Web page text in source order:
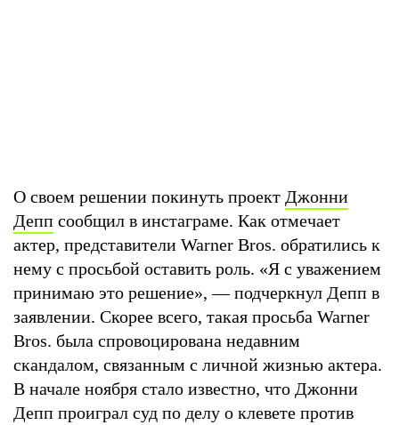
О своем решении покинуть проект Джонни
Депп сообщил в инстаграме. Как отмечает
актер, представители Warner Bros. обратились к
нему с просьбой оставить роль. «Я с уважением
принимаю это решение», — подчеркнул Депп в
заявлении. Скорее всего, такая просьба Warner
Bros. была спровоцирована недавним
скандалом, связанным с личной жизнью актера.
В начале ноября стало известно, что Джонни
Депп проиграл суд по делу о клевете против